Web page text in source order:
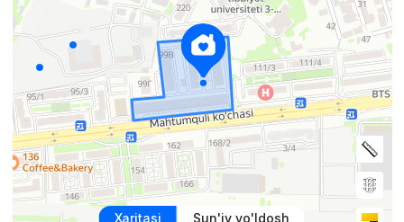
Xaritasi Sun'iy yo'ldosh